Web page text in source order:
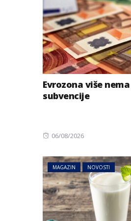
Evrozona više
subvencije
Posted
06/08/2026
MAGAZIN NOVOSTI